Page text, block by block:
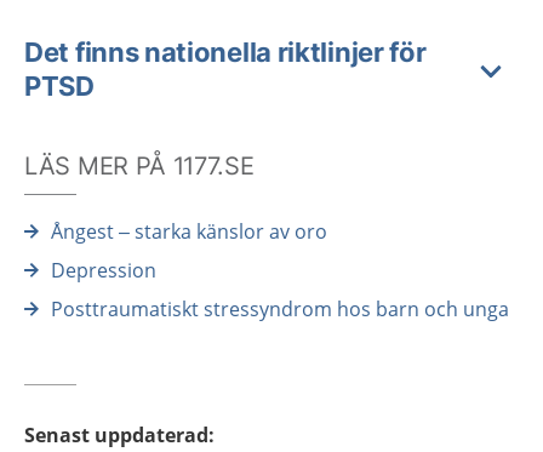
Det finns nationella riktlinjer för
PTSD
LÄS MER PÅ 1177.SE
Ångest – starka känslor av oro
Depression
Posttraumatiskt stressyndrom hos barn och unga
Senast uppdaterad: